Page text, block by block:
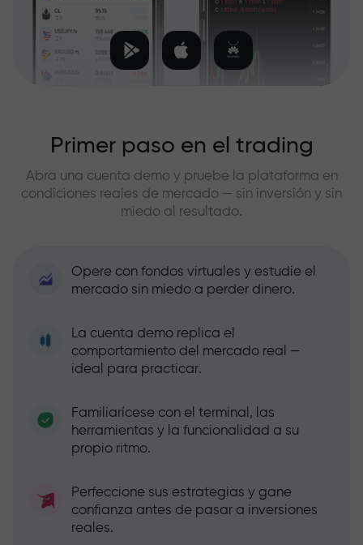
Primer paso en el trading
Abra una cuenta demo y pruebe la plataforma en
condiciones reales de mercado — sin inversión y sin
miedo al resultado.
Opere con fondos virtuales y estudie el
mercado sin miedo a perder dinero.
La cuenta demo replica el
comportamiento del mercado real —
ideal para practicar.
Familiarícese con el terminal, las
herramientas y la funcionalidad a su
propio ritmo.
Perfeccione sus estrategias y gane
confianza antes de pasar a inversiones
reales.